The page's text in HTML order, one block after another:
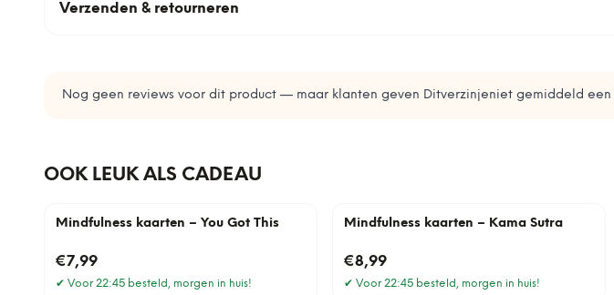
Verzenden & retourneren
Nog geen reviews voor dit product — maar klanten geven Ditverzinjeniet gemiddeld een
OOK LEUK ALS CADEAU
Mindfulness kaarten – You Got This
€7,99
✔ Voor 22:45 besteld, morgen in huis!
Mindfulness kaarten – Kama Sutra
€8,99
✔ Voor 22:45 besteld, morgen in huis!